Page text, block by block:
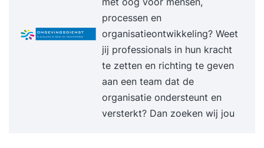
fundamentele concepten van AI als de
organisatorische, maatschappelijke en
bestuurlijke aspecten ervan. Centraal staan de
belangrijkste thema’s voor professionals en
machine learning en generatieve AI; data en
datakwaliteit; AI-projecten en implementatie;
processen en
organisatieontwikkeling? Weet
jij professionals in hun kracht
te zetten en richting te geven
aan een team dat de
organisatie ondersteunt en
versterkt? Dan zoeken wij jou